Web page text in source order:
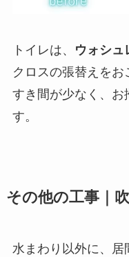
トイレは、 ウォシュ
クロスの張替えを
すき間が少なく、
す。
その他の工事｜
水まわり以外に、居